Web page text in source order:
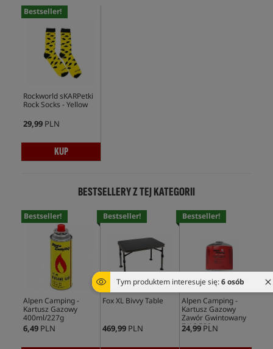
Tym produktem interesuje się:6 osób
Bestseller!
Rockworld sKARPetki
Rock Socks - Yellow
29,99 PLN
KUP
BESTSELLERY Z TEJ KATEGORII
Bestseller!
Alpen Camping -
Kartusz Gazowy
400ml/227g
6,49 PLN
Bestseller!
Fox XL Bivvy Table
469,99 PLN
Bestseller!
Alpen Camping -
Kartusz Gazowy
Zawór Gwintowany
7/16 500g
24,99 PLN